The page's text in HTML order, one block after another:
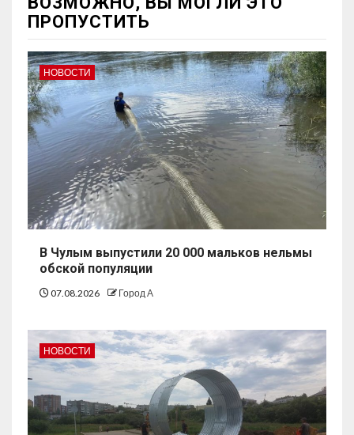
ПРОПУСТИТЬ
НОВОСТИ
В Чулым выпустили 20 000 мальков нельмы
обской популяции
07.08.2026 Город А
НОВОСТИ